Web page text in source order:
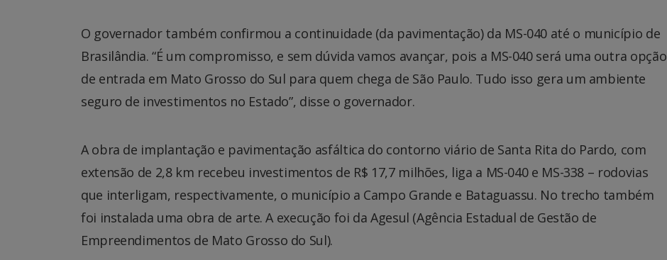
O governador também confirmou a continuidade (da pavimentação) da MS-040 até o município de
Brasilândia. “É um compromisso, e sem dúvida vamos avançar, pois a MS-040 será uma outra opção
de entrada em Mato Grosso do Sul para quem chega de São Paulo. Tudo isso gera um ambiente
seguro de investimentos no Estado”, disse o governador.
A obra de implantação e pavimentação asfáltica do contorno viário de Santa Rita do Pardo, com
extensão de 2,8 km recebeu investimentos de R$ 17,7 milhões, liga a MS-040 e MS-338 – rodovias
que interligam, respectivamente, o município a Campo Grande e Bataguassu. No trecho também
foi instalada uma obra de arte. A execução foi da Agesul (Agência Estadual de Gestão de
Empreendimentos de Mato Grosso do Sul).